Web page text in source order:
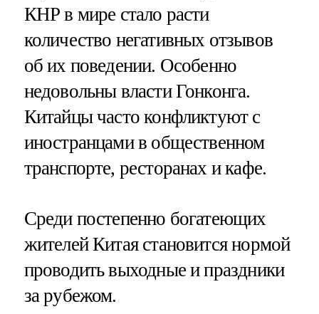
КНР в мире стало расти
количество негативных отзывов
об их поведении. Особенно
недовольны власти Гонконга.
Китайцы часто конфликтуют с
иностранцами в общественном
транспорте, ресторанах и кафе.
Среди постепенно богатеющих
жителей Китая становится нормой
проводить выходные и праздники
за рубежом.